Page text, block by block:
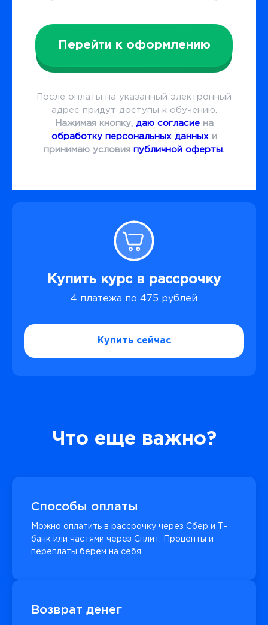
Перейти к оформлению
После оплаты на указанный электронный
адрес придут доступы к обучению.
Нажимая кнопку, даю согласиена
обработку персональных данныхи
принимаю условия публичной оферты.
Купить курс в рассрочку
4 платежа по 475 рублей
Купить сейчас
Что еще важно?
Способы оплаты
Можно оплатить в рассрочку через Сбер и Т-
банк или частями через Сплит. Проценты и
переплаты берём на себя.
Возврат денег